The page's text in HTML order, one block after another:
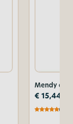
Mendy
€ 15,44
(4,8)